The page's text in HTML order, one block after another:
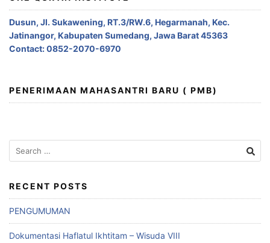
Dusun, Jl. Sukawening, RT.3/RW.6, Hegarmanah, Kec.
Jatinangor, Kabupaten Sumedang, Jawa Barat 45363
Contact: 0852-2070-6970
PENERIMAAN MAHASANTRI BARU ( PMB)
Search
for:
RECENT POSTS
PENGUMUMAN
Dokumentasi Haflatul Ikhtitam – Wisuda VIII